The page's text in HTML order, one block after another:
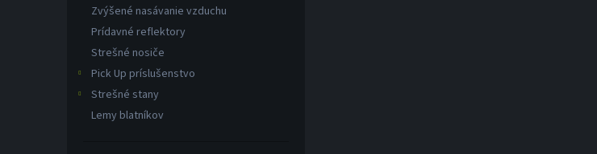
Zvýšené nasávanie vzduchu
Prídavné reflektory
Strešné nosiče
Pick Up príslušenstvo
Strešné stany
Lemy blatníkov